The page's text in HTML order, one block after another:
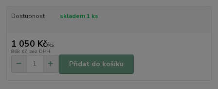
Dostupnost skladem 1 ks
1 050 Kč/ks
868 Kč bez DPH
Přidat do košíku